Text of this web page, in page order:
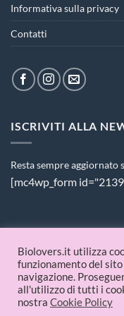
Informativa sulla privacy
Contatti
ISCRIVITI ALLA
Resta sempre
[mc4wp_form
PAGAMENTI
Biolovers.it utilizza
funzionamento del
navigazione.
all'utilizzo di tutti i
nostra Cookie Policy